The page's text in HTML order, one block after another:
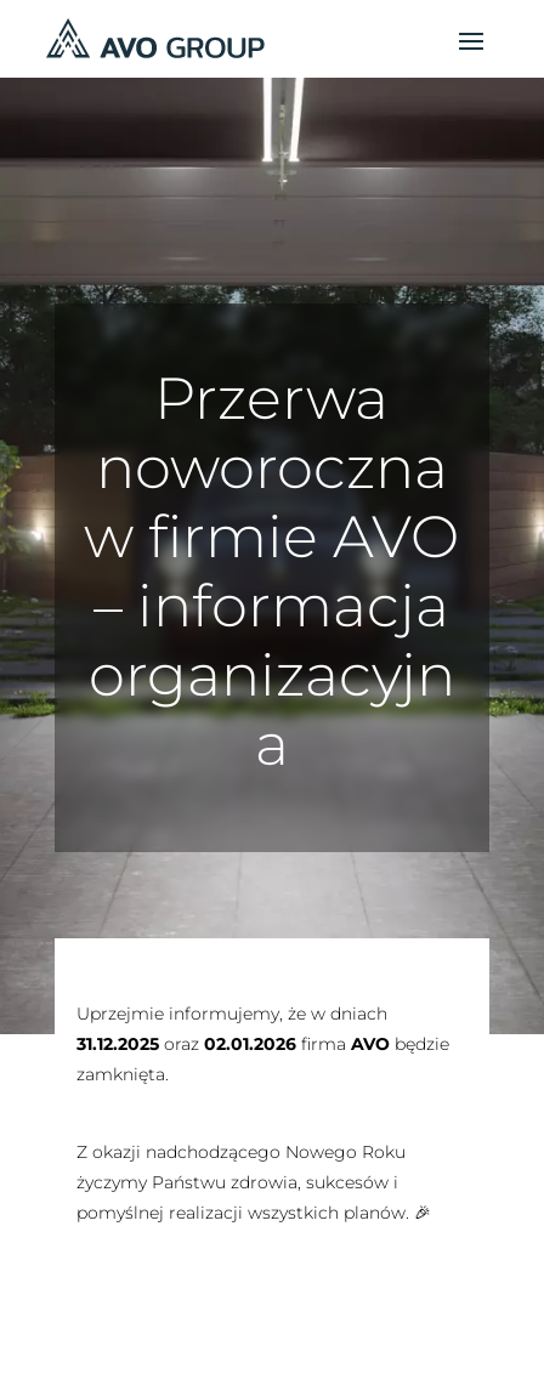
Przerwa
noworoczna
w firmie AVO
– informacja
organizacyjn
a
Uprzejmie informujemy, że w dniach
31.12.2025oraz 02.01.2026firma AVObędzie
zamknięta.
Z okazji nadchodzącego Nowego Roku
życzymy Państwu zdrowia, sukcesów i
pomyślnej realizacji wszystkich planów. 🎉